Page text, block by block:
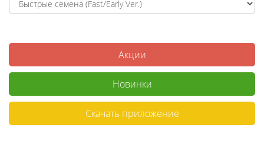
Акции
Новинки
Скачать приложение